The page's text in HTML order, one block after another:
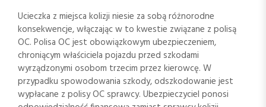
Ucieczka z miejsca kolizji niesie za sobą różnorodne
konsekwencje, włączając w to kwestie związane z polisą
OC. Polisa OC jest obowiązkowym ubezpieczeniem,
chroniącym właściciela pojazdu przed szkodami
wyrządzonymi osobom trzecim przez kierowcę. W
przypadku spowodowania szkody, odszkodowanie jest
wypłacane z polisy OC sprawcy. Ubezpieczyciel ponosi